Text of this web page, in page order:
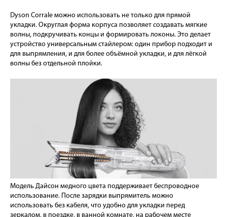
Dyson Corrale можно использовать не только для прямой
укладки. Округлая форма корпуса позволяет создавать мягкие
волны, подкручивать концы и формировать локоны. Это делает
устройство универсальным стайлером: один прибор подходит и
для выпрямления, и для более объёмной укладки, и для лёгкой
волны без отдельной плойки.
Модель Дайсон медного цвета поддерживает беспроводное
использование. После зарядки выпрямитель можно
использовать без кабеля, что удобно для укладки перед
зеркалом, в поездке, в ванной комнате, на рабочем месте